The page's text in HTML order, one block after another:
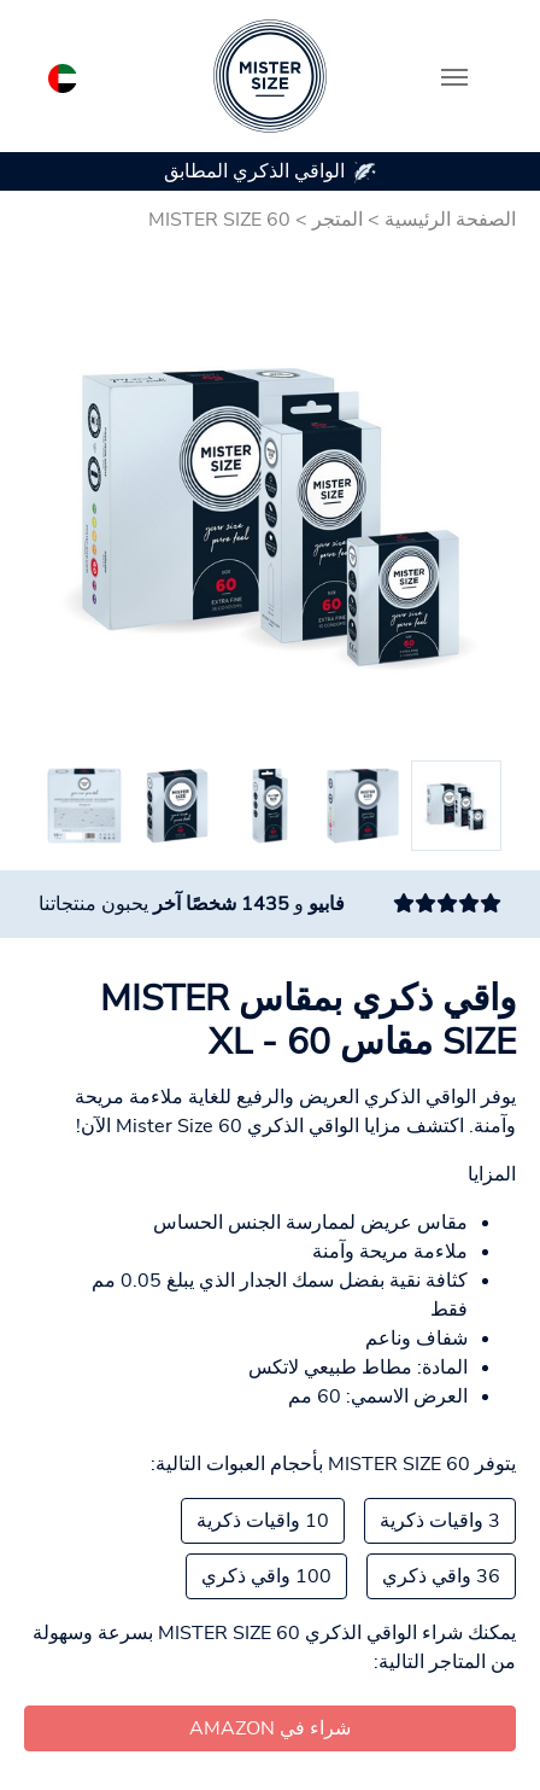
الواقي الذكري المطابق
الصفحة الرئيسية > المتجر >
MISTER SIZE 60
فابيو و 1435 شخصًا آخر يحبون منتجاتنا
واقي ذكري بمقاس MISTER
SIZE مقاس 60 - XL
يوفر الواقي الذكري العريض والرفيع للغاية ملاءمة مريحة
وآمنة. اكتشف مزايا الواقي الذكري Mister Size 60 الآن!
المزايا
مقاس عريض لممارسة الجنس الحساس
ملاءمة مريحة وآمنة
كثافة نقية بفضل سمك الجدار الذي يبلغ 0.05 مم
فقط
شفاف وناعم
المادة: مطاط طبيعي لاتكس
العرض الاسمي: 60 مم
يتوفر MISTER SIZE 60 بأحجام العبوات التالية:
3 واقيات ذكرية 10 واقيات ذكرية
36 واقي ذكري 100 واقي ذكري
يمكنك شراء الواقي الذكري MISTER SIZE 60 بسرعة وسهولة
من المتاجر التالية:
شراء في AMAZON